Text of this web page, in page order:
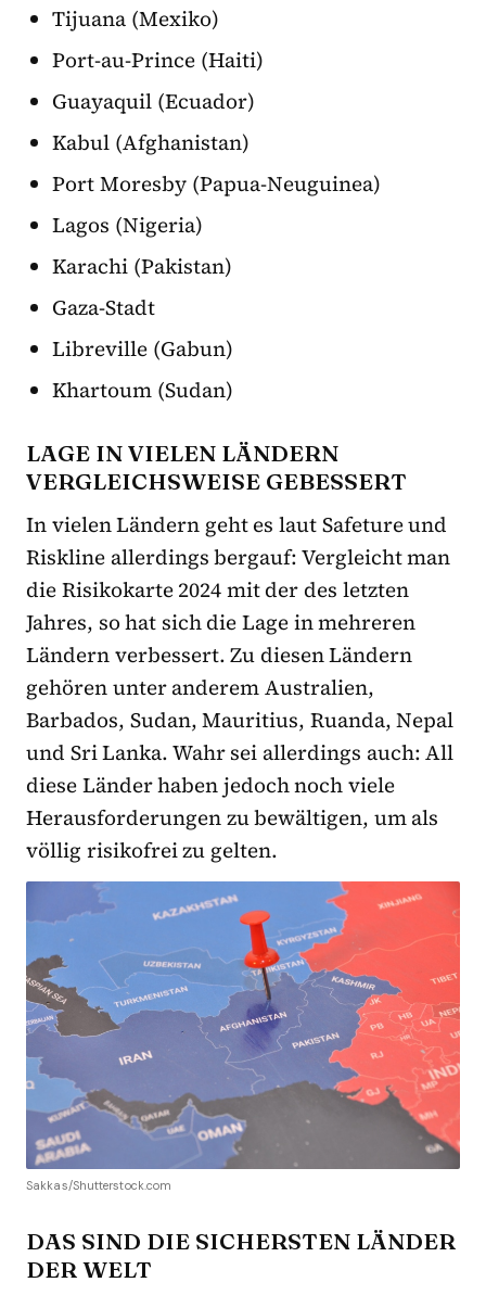
Tijuana (Mexiko)
Port-au-Prince (Haiti)
Guayaquil (Ecuador)
Kabul (Afghanistan)
Port Moresby (Papua-Neuguinea)
Lagos (Nigeria)
Karachi (Pakistan)
Gaza-Stadt
Libreville (Gabun)
Khartoum (Sudan)
LAGE IN VIELEN LÄNDERN
VERGLEICHSWEISE GEBESSERT
In vielen Ländern geht es laut Safeture und
Riskline allerdings bergauf: Vergleicht man
die Risikokarte 2024 mit der des letzten
Jahres, so hat sich die Lage in mehreren
Ländern verbessert. Zu diesen Ländern
gehören unter anderem Australien,
Barbados, Sudan, Mauritius, Ruanda, Nepal
und Sri Lanka. Wahr sei allerdings auch: All
diese Länder haben jedoch noch viele
Herausforderungen zu bewältigen, um als
völlig risikofrei zu gelten.
Sakkas/Shutterstock.com
DAS SIND DIE SICHERSTEN LÄNDER
DER WELT